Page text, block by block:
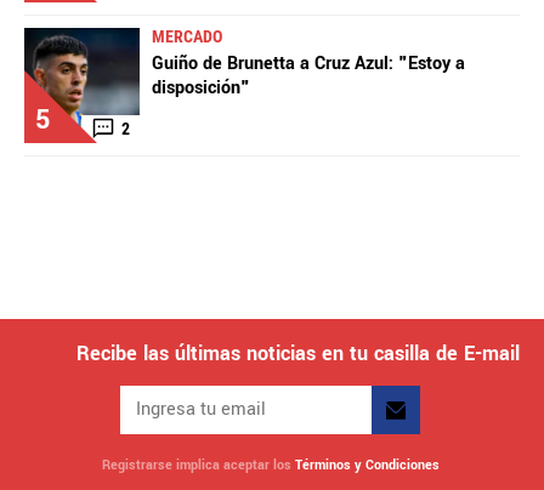
5 2
MERCADO
Guiño de Brunetta a Cruz Azul: "Estoy a
disposición"
Recibe las últimas noticias en tu casilla de E-mail
Registrarse implica aceptar los Términos y Condiciones